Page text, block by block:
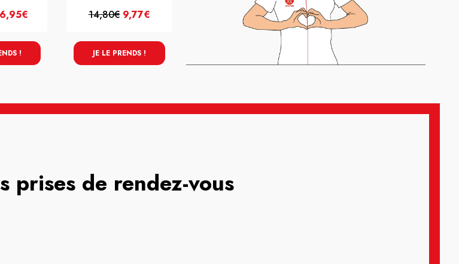
!
14,80€ 9,77€
JE LE PRENDS !
prises de rendez-vous